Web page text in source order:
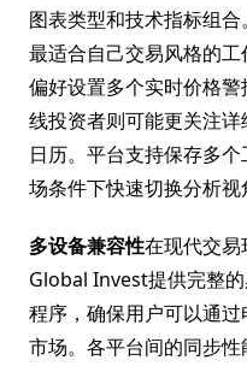
图表类型和技术指标组
最适合自己交易风格的
偏好设置多个实时价格
线投资者则可能更关注
日历。平台支持保存多
场条件下快速切换分析视
多设备兼容性在现代交易
Global Invest提供完整
程序，确保用户可以通
市场。各平台间的同步